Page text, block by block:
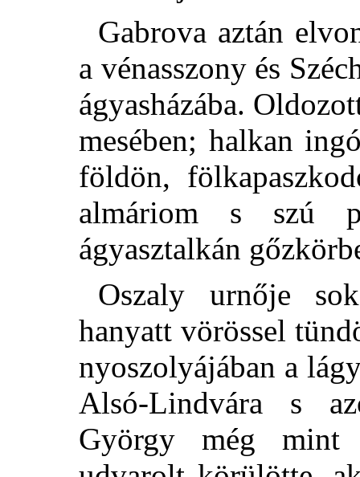
Gabrova aztán
a vénasszony és
ágyasházába.
mesében; halkan
földön,
almáriom s szú
ágyasztalkán
Oszaly urnője
hanyatt vörössel
nyoszolyájában a
Alsó-Lindvára s
György még mint